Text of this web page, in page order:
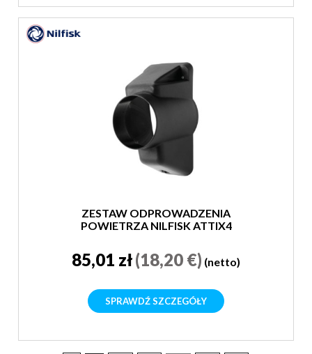
ZESTAW ODPROWADZENIA
POWIETRZA NILFISK ATTIX4
85,01 zł(18,20 €) (netto)
SPRAWDŹ SZCZEGÓŁY